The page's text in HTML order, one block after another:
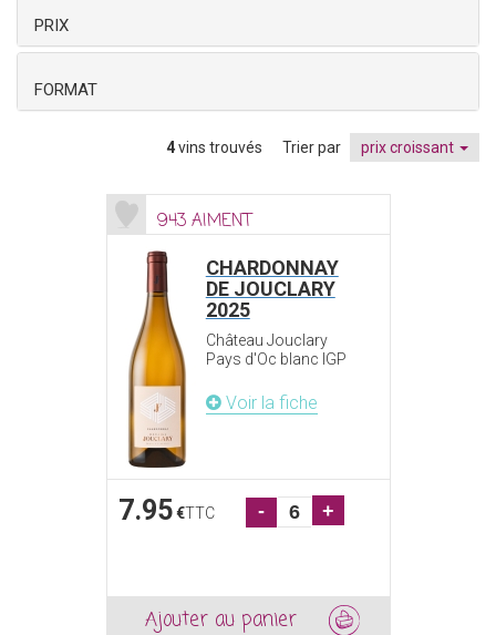
PRIX
FORMAT
4vins trouvés Trier par prix croissant
943 AIMENT
CHARDONNAY
DE JOUCLARY
2025
Château Jouclary
Pays d'Oc blanc IGP
Voir la fiche
7.95 €TTC - +
Ajouter au panier